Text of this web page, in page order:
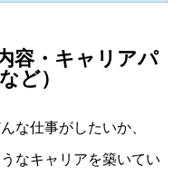
容・キャリアパ
ど）
な仕事がしたいか、
なキャリアを築いてい